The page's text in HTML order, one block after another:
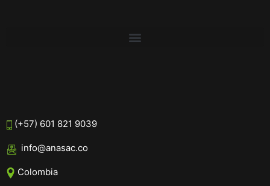
(+57) 601 821 9039
info@anasac.co
Colombia